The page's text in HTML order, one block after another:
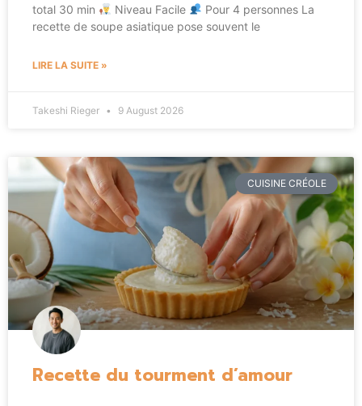
total 30 min
Niveau Facile
Pour 4 personnes La
recette de soupe asiatique pose souvent le
LIRE LA SUITE »
Takeshi Rieger 9 August 2026
CUISINE CRÉOLE
Recette du tourment d’amour